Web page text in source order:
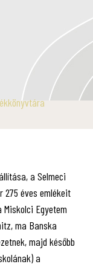
a Selmeci
275 éves emlékeit
Egyetem
ma Banska
majd később
a